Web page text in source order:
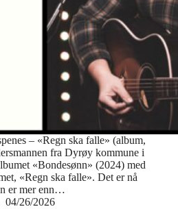
– «Regn ska falle» (album,
fra Dyrøy kommune i
«Bondesønn» (2024) med
«Regn ska falle». Det er nå
er mer enn…
04/26/2026